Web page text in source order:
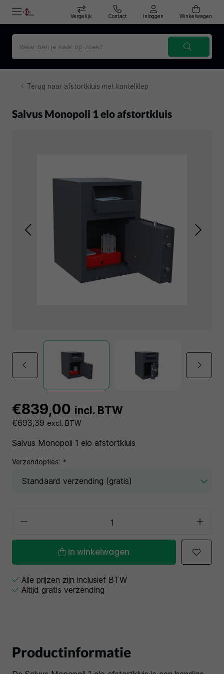
Vergelijk Contact Inloggen Winkelwagen
Terug naar afstortkluis met kantelklep
Salvus Monopoli 1 elo afstortkluis
€839,00 incl. BTW
€693,39 excl. BTW
Salvus Monopoli 1 elo afstortkluis
Verzendopties: *
In winkelwagen
Alle prijzen zijn inclusief BTW
Altijd gratis verzending
Productinformatie